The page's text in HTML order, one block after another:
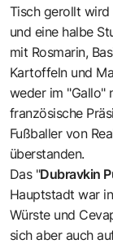
Tisch gerollt
und eine halbe
mit Rosmarin,
Kartoffeln und
weder im "Gallo"
französische
Fußballer von
überstanden.
Das "Dubravkin
Hauptstadt war
Würste und
sich aber auch